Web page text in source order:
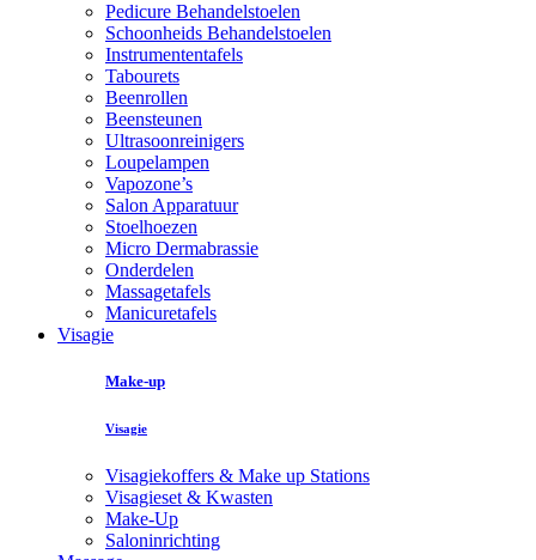
Pedicure Behandelstoelen
Schoonheids Behandelstoelen
Instrumententafels
Tabourets
Beenrollen
Beensteunen
Ultrasoonreinigers
Loupelampen
Vapozone’s
Salon Apparatuur
Stoelhoezen
Micro Dermabrassie
Onderdelen
Massagetafels
Manicuretafels
Visagie
Make-up
Visagie
Visagiekoffers & Make up Stations
Visagieset & Kwasten
Make-Up
Saloninrichting